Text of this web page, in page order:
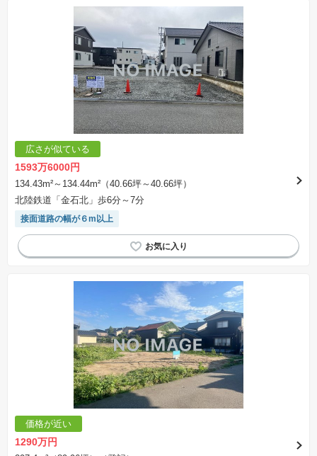
広さが似ている
1593万6000円
134.43m²～134.44m²（40.66坪～40.66坪）
北陸鉄道「金石北」歩6分～7分
接面道路の幅が６m以上
価格が近い
1290万円